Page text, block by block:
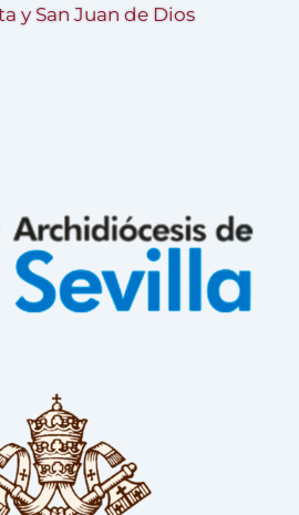
y San Juan de Dios